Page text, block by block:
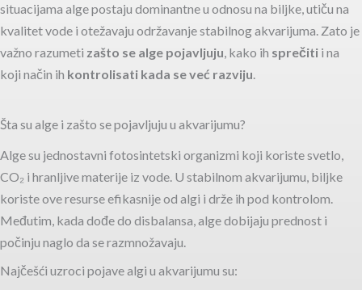
situacijama alge postaju dominantne u odnosu na biljke, utiču na
kvalitet vode i otežavaju održavanje stabilnog akvarijuma. Zato je
važno razumeti zašto se alge pojavljuju, kako ih sprečiti i na
koji način ih kontrolisati kada se već razviju.
Šta su alge i zašto se pojavljuju u akvarijumu?
Alge su jednostavni fotosintetski organizmi koji koriste svetlo,
CO₂ i hranljive materije iz vode. U stabilnom akvarijumu, biljke
koriste ove resurse efikasnije od algi i drže ih pod kontrolom.
Međutim, kada dođe do disbalansa, alge dobijaju prednost i
počinju naglo da se razmnožavaju.
Najčešći uzroci pojave algi u akvarijumu su: